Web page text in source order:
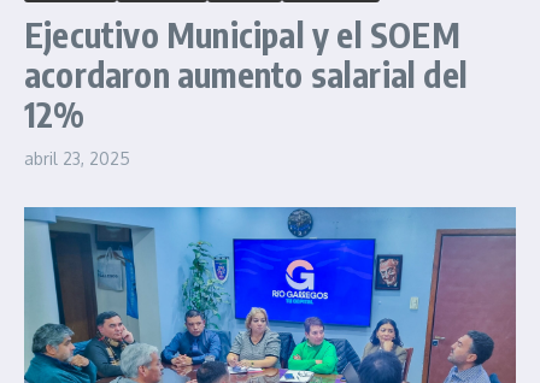
Ejecutivo Municipal y el SOEM
acordaron aumento salarial del
12%
abril 23, 2025